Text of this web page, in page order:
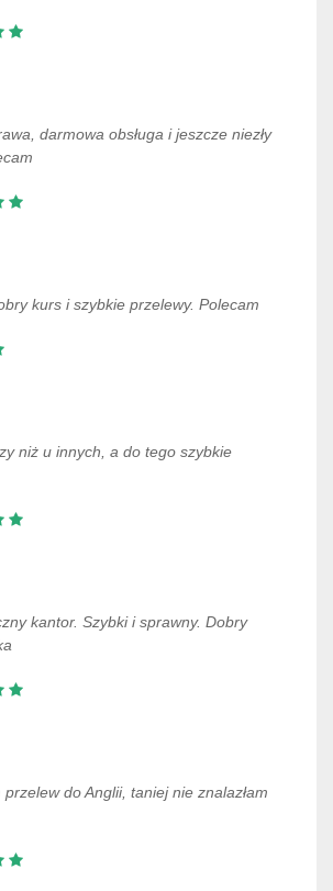
darmowa obsługa i jeszcze niezły
kurs i szybkie przelewy. Polecam
niż u innych, a do tego szybkie
kantor. Szybki i sprawny. Dobry
przelew do Anglii, taniej nie znalazłam